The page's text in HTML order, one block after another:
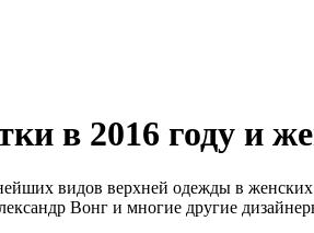
в 2016 году и
видов верхней одежды в
Вонг и многие другие